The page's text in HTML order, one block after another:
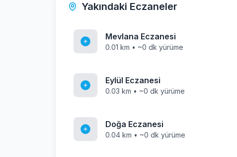
Yakındaki Eczaneler
Mevlana Eczanesi
0.01 km • ~0 dk yürüme
Eylül Eczanesi
0.03 km • ~0 dk yürüme
Doğa Eczanesi
0.04 km • ~0 dk yürüme